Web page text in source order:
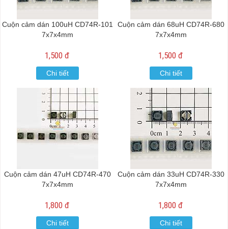
Cuộn cảm dán 100uH CD74R-101
7x7x4mm
1,500 đ
Chi tiết
Cuộn cảm dán 68uH CD74R-680
7x7x4mm
1,500 đ
Chi tiết
Cuộn cảm dán 47uH CD74R-470
7x7x4mm
1,800 đ
Chi tiết
Cuộn cảm dán 33uH CD74R-330
7x7x4mm
1,800 đ
Chi tiết